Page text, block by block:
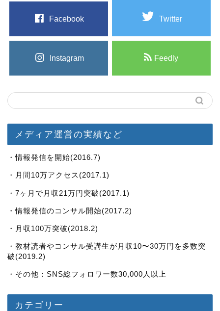
Facebook Twitter
Instagram Feedly
メディア運営の実績など
・情報発信を開始(2016.7)
・月間10万アクセス(2017.1)
・7ヶ月で月収21万円突破(2017.1)
・情報発信のコンサル開始(2017.2)
・月収100万突破(2018.2)
・教材読者やコンサル受講生が月収10〜30万円を多数突
破(2019.2)
・その他：SNS総フォロワー数30,000人以上
カテゴリー